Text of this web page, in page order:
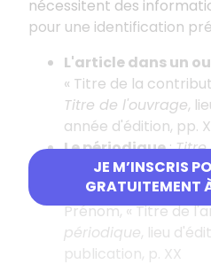
JE M’INSCRIS
GRATUITEMENT
nécessitent des
pour une identification
L'article dans un
« Titre de la
Titre de l'ouvrage,
année d'édition, pp.
Le périodique:
d'édition, numéro,
L'article dans un
Prénom, «Titre de
périodique, lieu
publication, p. XX